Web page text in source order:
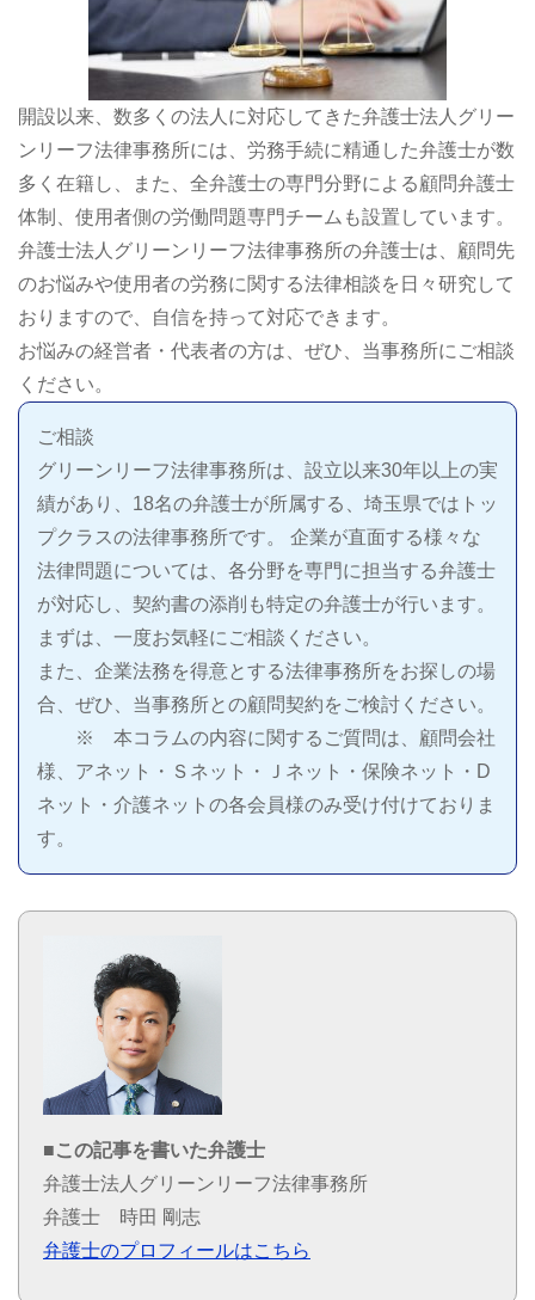
開設以来、数多くの法人に対応してきた弁護士法人グリー
ンリーフ法律事務所には、労務手続に精通した弁護士が数
多く在籍し、また、全弁護士の専門分野による顧問弁護士
体制、使用者側の労働問題専門チームも設置しています。
弁護士法人グリーンリーフ法律事務所の弁護士は、顧問先
のお悩みや使用者の労務に関する法律相談を日々研究して
おりますので、自信を持って対応できます。
お悩みの経営者・代表者の方は、ぜひ、当事務所にご相談
ください。
ご相談
グリーンリーフ法律事務所は、設立以来30年以上の実
績があり、18名の弁護士が所属する、埼玉県ではトッ
プクラスの法律事務所です。 企業が直面する様々な
法律問題については、各分野を専門に担当する弁護士
が対応し、契約書の添削も特定の弁護士が行います。
まずは、一度お気軽にご相談ください。
また、企業法務を得意とする法律事務所をお探しの場
合、ぜひ、当事務所との顧問契約をご検討ください。
※ 本コラムの内容に関するご質問は、顧問会社
様、アネット・Ｓネット・Ｊネット・保険ネット・D
ネット・介護ネットの各会員様のみ受け付けておりま
す。
■この記事を書いた弁護士
弁護士法人グリーンリーフ法律事務所
弁護士 時田 剛志
弁護士のプロフィールはこちら